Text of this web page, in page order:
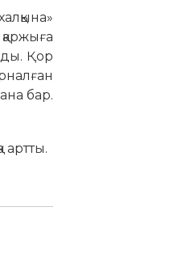
Қор
бар.
артты.